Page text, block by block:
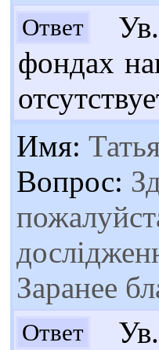
Ответ
фондах
Имя:
Вопрос:
Заранее
Ответ